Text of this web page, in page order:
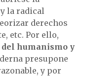
la radical
derechos
etc. Por ello,
del humanismo y
presupone
y por